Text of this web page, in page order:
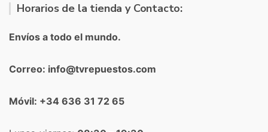
Horarios de la tienda y Contacto:
Envíos a todo el mundo.
Correo: info@tvrepuestos.com
Móvil: +34 636 31 72 65